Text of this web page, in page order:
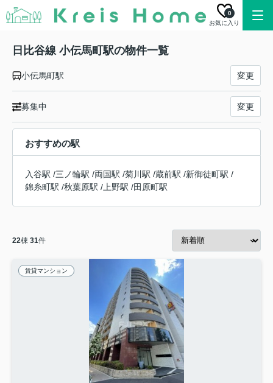
お気に入り
0
日比谷線 小伝馬町駅の物件一覧
小伝馬町駅 変更
募集中 変更
おすすめの駅
入谷駅 /三ノ輪駅 /両国駅 /菊川駅 /蔵前駅 /新御徒町駅 /
錦糸町駅 /秋葉原駅 / 上野駅 /田原町駅
22棟 31件
賃貸マンション